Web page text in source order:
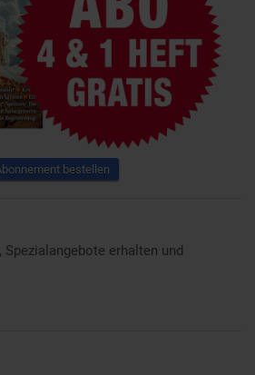
bestellen
erhalten und